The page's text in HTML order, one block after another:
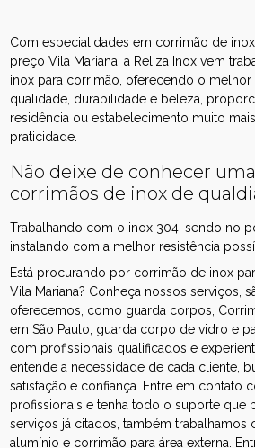
Com especialidades em corrimão de
preço Vila Mariana, a Reliza Inox vem
inox para corrimão, oferecendo o melhor
qualidade, durabilidade e beleza,
residência ou estabelecimento muito
praticidade.
Não deixe de conhecer
corrimãos de inox de
Trabalhando com o inox 304, sendo no
instalando com a melhor resistência
Está procurando por corrimão de inox
Vila Mariana? Conheça nossos serviços,
oferecemos, como guarda corpos,
em São Paulo, guarda corpo de vidro e
com profissionais qualificados e
entende a necessidade de cada cliente,
satisfação e confiança. Entre em contato
profissionais e tenha todo o suporte que
serviços já citados, também trabalhamos
alumínio e corrimão para área externa.